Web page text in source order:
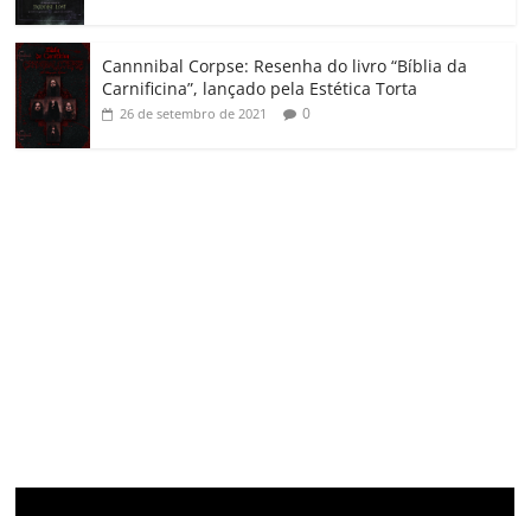
Cannnibal Corpse: Resenha do livro “Bíblia da
Carnificina”, lançado pela Estética Torta
26 de setembro de 2021 0